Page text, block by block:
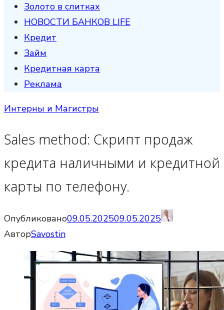
Золото в слитках
НОВОСТИ БАНКОВ LIFE
Кредит
Займ
Кредитная карта
Реклама
Интерны и Магистры
Sales method: Скрипт продаж
кредита наличными и кредитной
карты по телефону.
Опубликовано09.05.202509.05.2025
АвторSavostin